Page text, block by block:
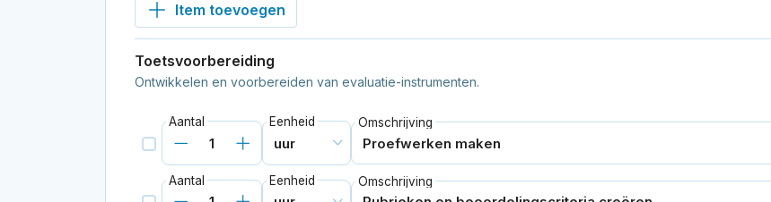
Item toevoegen
Toetsvoorbereiding
Ontwikkelen en voorbereiden van evaluatie-instrumenten.
Aantal Eenheid Omschrijving
Aantal Eenheid Omschrijving